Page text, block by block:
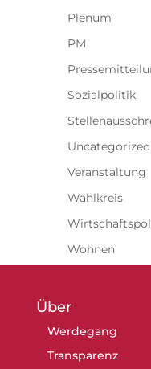
Plenum
PM
Sozialpolitik
Uncategorized
Veranstaltung
Wahlkreis
Wohnen
Über
Werdegang
Transparenz